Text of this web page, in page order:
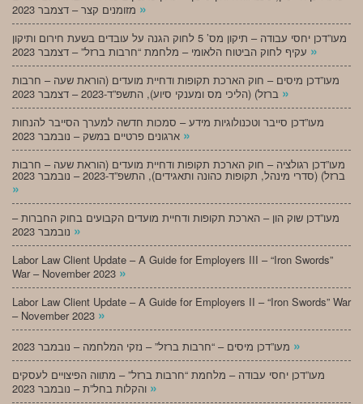
»
מעו”דכן יחסי עבודה – תיקון מס’ 5 לחוק הגנה על עובדים בשעת חירום ותיקון
»
מעו”דכן מיסים – חוק הארכת תקופות ודחיית מועדים (הוראת שעה – חרבות
»
מעו”דכן סייבר וטכנולוגיות מידע – סמכות חדשה למערך הסייבר להנחות
»
מעו”דכן רגולציה – חוק הארכת תקופות ודחיית מועדים (הוראת שעה – חרבות
ברזל) (סדרי מינהל, תקופות כהונה ותאגידים), התשפ”ד-2023 – נובמבר 2023
»
מעו”דכן שוק הון – הארכת תקופות ודחיית מועדים הקבועים בחוק החברות –
»
Labor Law Client Update – A Guide for Employers III – “Iron Swords”
War – November 2023 »
Labor Law Client Update – A Guide for Employers II – “Iron Swords” War
– November 2023 »
»
מעו”דכן יחסי עבודה – מלחמת “חרבות ברזל” – מתווה הפיצויים לעסקים
»